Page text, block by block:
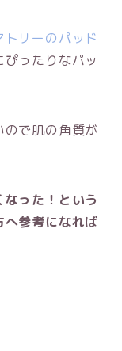
トリーのパッド
ったりなパッ
で肌の角質が
った！という
参考になれば